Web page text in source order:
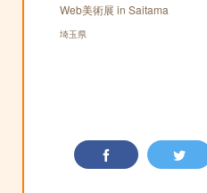
Web美術展 in Saitama
埼玉県